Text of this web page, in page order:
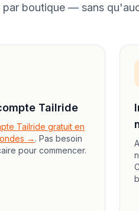
boutique — sans
Tailride
Tailride gratuit en
→ . Pas besoin
pour commencer.